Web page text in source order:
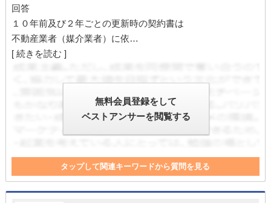
回答
１０年前及び２年ごとの更新時の契約書は
不動産業者（媒介業者）に依…
[ 続きを読む ]
無料会員登録をして
ベストアンサーを閲覧する
タップして関連キーワードから質問を見る
連帯保証人 保証人 契約書 大家 不動産
不動産業